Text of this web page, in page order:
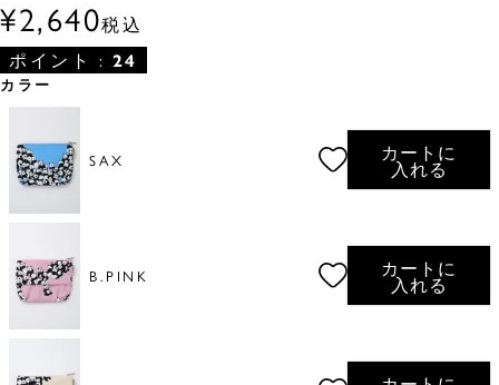
¥2,640税込
ポイント : 24
カラー
SAX
カートに
入れる
B.PINK
カートに
入れる